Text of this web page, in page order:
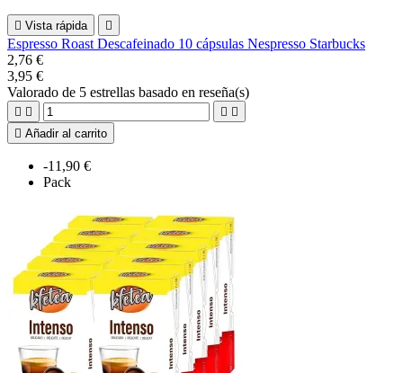
 Vista rápida 
Espresso Roast Descafeinado 10 cápsulas Nespresso Starbucks
2,76 €
3,95 €
Valorado de 5 estrellas basado en reseña(s)
   
 Añadir al carrito
-11,90 €
Pack